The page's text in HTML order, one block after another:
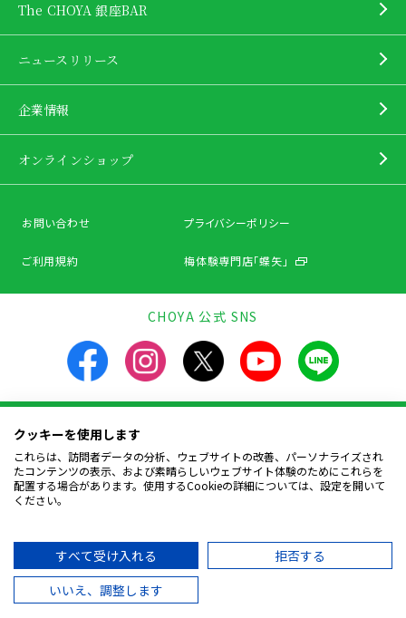
The CHOYA 銀座BAR
ニュースリリース
企業情報
オンラインショップ
お問い合わせ プライバシーポリシー
ご利用規約 梅体験専門店「蝶矢」
CHOYA 公式 SNS
飲酒は20歳になってから。飲酒運転は法律で禁止されています。
お酒は楽しく適量を。飲んだあとはリサイクルへ。
妊娠中や授乳期の飲酒は、胎児・幼児の発育に
悪影響を与えるおそれがあります。
All Rights Reserved.
クッキーを使用します
これらは、訪問者データの分析、ウェブサイトの改善、パーソナライズされ
たコンテンツの表示、および素晴らしいウェブサイト体験のためにこれらを
配置する場合があります。使用するCookieの詳細については、設定を開いて
ください。
すべて受け入れる
拒否する
いいえ、調整します